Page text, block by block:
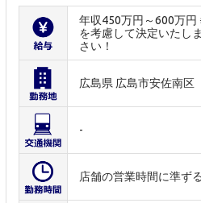
年収450万円～600万円
を考慮して決定いたし
さい！
広島県 広島市安佐南区
-
店舗の営業時間に準ずる